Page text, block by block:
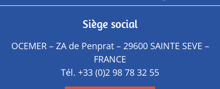
Siège social
OCEMER – ZA de Penprat – 29600 SAINTE SEVE –
FRANCE
Tél. +33 (0)2 98 78 32 55